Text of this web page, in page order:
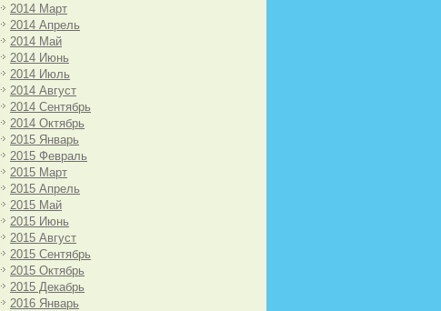
2014 Март
2014 Апрель
2014 Май
2014 Июнь
2014 Июль
2014 Август
2014 Сентябрь
2014 Октябрь
2015 Январь
2015 Февраль
2015 Март
2015 Апрель
2015 Май
2015 Июнь
2015 Август
2015 Сентябрь
2015 Октябрь
2015 Декабрь
2016 Январь